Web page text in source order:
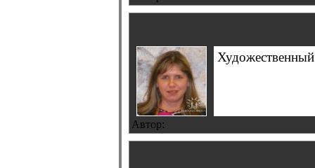
Автор: